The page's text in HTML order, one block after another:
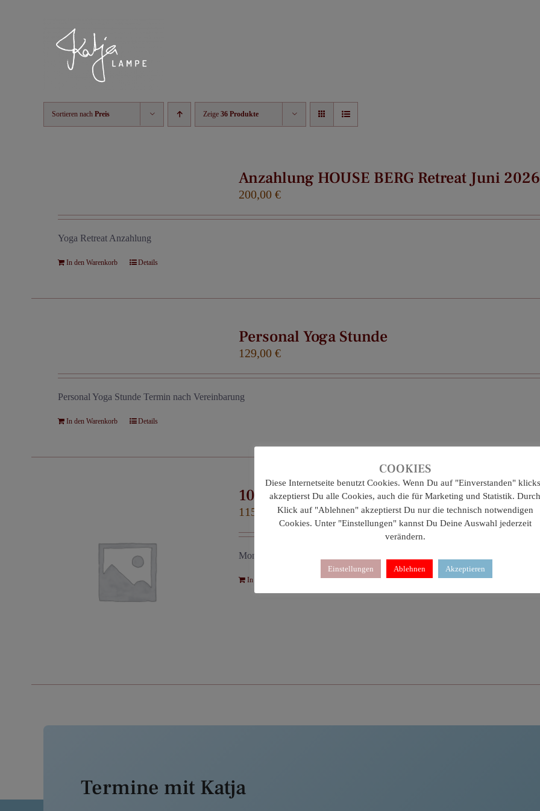
Sortieren nach Preis Zeige 36 Produkte
Anzahlung HOUSE BERG Retreat Juni 2026
200,00 €
Yoga Retreat Anzahlung
In den Warenkorb Details
Personal Yoga Stunde
129,00 €
Personal Yoga Stunde Termin nach Vereinbarung
In den Warenkorb Details
10er Relax Yoga (online)
115,00 €
Montags, 20.45-21.45 Uhr. Sanftes Yoga & Atemübungen für besseren Schlaf.
In den Warenkorb Details
Termine mit Katja
COOKIES
Diese Internetseite benutzt Cookies. Wenn Du auf "Einverstanden"
akzeptierst Du alle Cookies, auch die für Marketing und Statistik. Durch
Klick auf "Ablehnen" akzeptierst Du nur die technisch notwendigen
Cookies. Unter "Einstellungen" kannst Du Deine Auswahl jederzeit
verändern.
Einstellungen Ablehnen Akzeptieren